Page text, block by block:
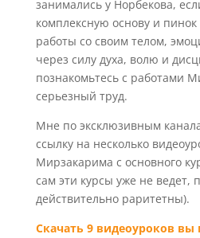
занимались у Норбекова,
комплексную основу и пинок
работы со своим телом,
через силу духа, волю и
познакомьтесь с работами
серьезный труд.
Мне по эксклюзивным
ссылку на несколько
Мирзакарима с основного
сам эти курсы уже не ведет,
действительно раритетны).
Скачать 9 видеоуроков вы